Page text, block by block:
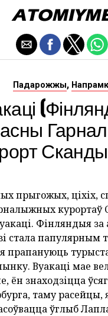
Падарожжы,
прыгожых, ціхіх,
курортаў
Фінляндыя
стала
прапануюць
Вуакаці мае
ён знаходзіцца
таму расейцы,
ўглыб